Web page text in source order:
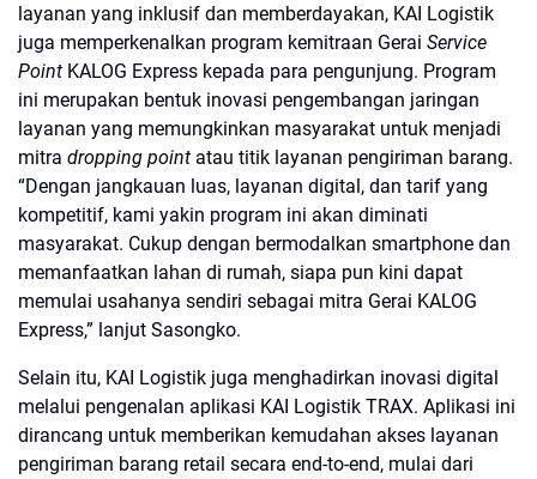
layanan yang inklusif dan memberdayakan, KAI Logistik
juga memperkenalkan program kemitraan Gerai Service
Point KALOG Express kepada para pengunjung. Program
ini merupakan bentuk inovasi pengembangan jaringan
layanan yang memungkinkan masyarakat untuk menjadi
mitra dropping point atau titik layanan pengiriman barang.
“Dengan jangkauan luas, layanan digital, dan tarif yang
kompetitif, kami yakin program ini akan diminati
masyarakat. Cukup dengan bermodalkan smartphone dan
memanfaatkan lahan di rumah, siapa pun kini dapat
memulai usahanya sendiri sebagai mitra Gerai KALOG
Express,” lanjut Sasongko.
Selain itu, KAI Logistik juga menghadirkan inovasi digital
melalui pengenalan aplikasi KAI Logistik TRAX. Aplikasi ini
dirancang untuk memberikan kemudahan akses layanan
pengiriman barang retail secara end-to-end, mulai dari